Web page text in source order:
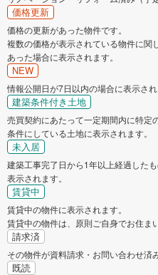
価格更新
価格の更新があった物件です。
複数の価格が表示されている物件に関
あった場合に表示されます。
NEW
情報公開日が7日以内の場合に表示され
建築条件付き土地
売買契約にあたって一定期間内に特定
条件にしている土地に表示されます。
未入居
建築工事完了日から1年以上経過した
表示されます。
賃貸中
賃貸中の物件に表示されます。
賃貸中の物件は、原則ご自身でお住ま
請求済
その物件が資料請求・お問い合わせ済
既読